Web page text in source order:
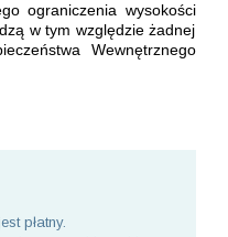
ograniczenia wysokości
w tym względzie żadnej
Wewnętrznego
płatny.